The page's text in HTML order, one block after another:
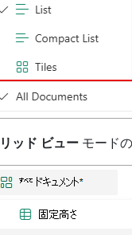
ッド ビュー モード